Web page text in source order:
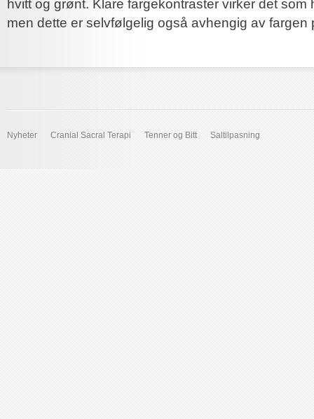
hvitt og grønt. Klare fargekontraster virker det som
men dette er selvfølgelig også avhengig av fargen
Nyheter Cranial Sacral Terapi Tenner og Bitt Saltilpasning